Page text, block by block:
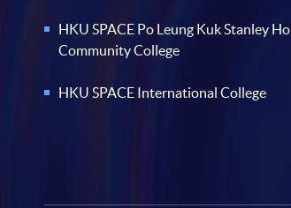
HKU SPACE Po Leung Kuk Stanley Ho
Community College
HKU SPACE International College